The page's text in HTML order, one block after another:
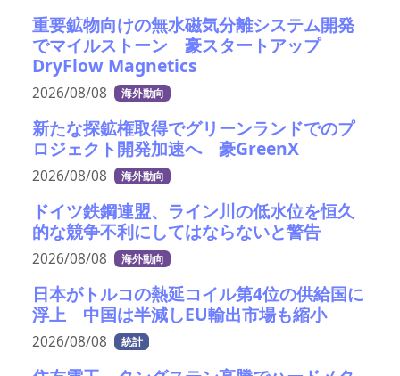
重要鉱物向けの無水磁気分離システム開発
でマイルストーン 豪スタートアップ
DryFlow Magnetics
2026/08/08 海外動向
新たな探鉱権取得でグリーンランドでのプ
ロジェクト開発加速へ 豪GreenX
2026/08/08 海外動向
ドイツ鉄鋼連盟、ライン川の低水位を恒久
的な競争不利にしてはならないと警告
2026/08/08 海外動向
日本がトルコの熱延コイル第4位の供給国に
浮上 中国は半減しEU輸出市場も縮小
2026/08/08 統計